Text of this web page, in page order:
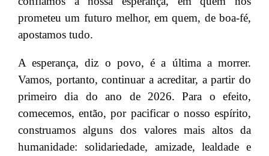
prometeu um futuro melhor, em quem, de boa-fé,
apostamos tudo.
A esperança, diz o povo, é a última a morrer.
Vamos, portanto, continuar a acreditar, a partir do
primeiro dia do ano de 2026. Para o efeito,
comecemos, então, por pacificar o nosso espírito,
construamos alguns dos valores mais altos da
humanidade: solidariedade, amizade, lealdade e